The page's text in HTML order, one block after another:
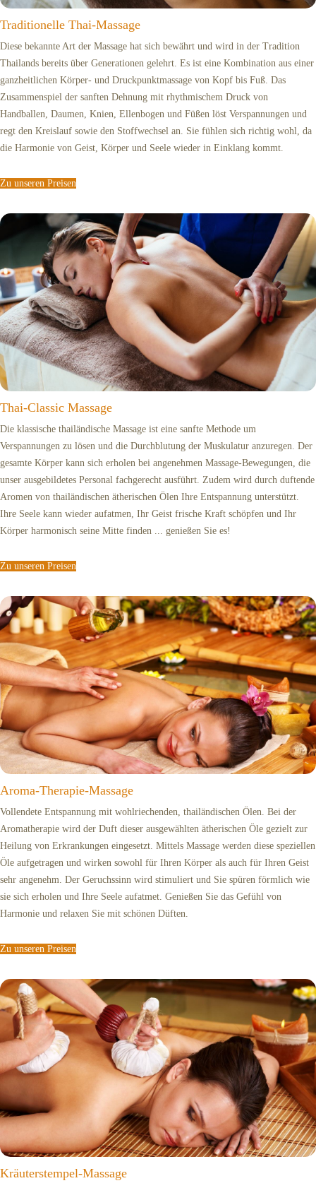
Traditionelle Thai-Massage
Diese bekannte Art der Massage hat sich bewährt und wird in der Tradition
Thailands bereits über Generationen gelehrt. Es ist eine Kombination aus einer
ganzheitlichen Körper- und Druckpunktmassage von Kopf bis Fuß. Das
Zusammenspiel der sanften Dehnung mit rhythmischem Druck von
Handballen, Daumen, Knien, Ellenbogen und Füßen löst Verspannungen und
regt den Kreislauf sowie den Stoffwechsel an. Sie fühlen sich richtig wohl, da
die Harmonie von Geist, Körper und Seele wieder in Einklang kommt.
Zu unseren Preisen
Thai-Classic Massage
Die klassische thailändische Massage ist eine sanfte Methode um
Verspannungen zu lösen und die Durchblutung der Muskulatur anzuregen. Der
gesamte Körper kann sich erholen bei angenehmen Massage-Bewegungen, die
unser ausgebildetes Personal fachgerecht ausführt. Zudem wird durch duftende
Aromen von thailändischen ätherischen Ölen Ihre Entspannung unterstützt.
Ihre Seele kann wieder aufatmen, Ihr Geist frische Kraft schöpfen und Ihr
Körper harmonisch seine Mitte finden ... genießen Sie es!
Zu unseren Preisen
Aroma-Therapie-Massage
Vollendete Entspannung mit wohlriechenden, thailändischen Ölen. Bei der
Aromatherapie wird der Duft dieser ausgewählten ätherischen Öle gezielt zur
Heilung von Erkrankungen eingesetzt. Mittels Massage werden diese speziellen
Öle aufgetragen und wirken sowohl für Ihren Körper als auch für Ihren Geist
sehr angenehm. Der Geruchssinn wird stimuliert und Sie spüren förmlich wie
sie sich erholen und Ihre Seele aufatmet. Genießen Sie das Gefühl von
Harmonie und relaxen Sie mit schönen Düften.
Zu unseren Preisen
Kräuterstempel-Massage